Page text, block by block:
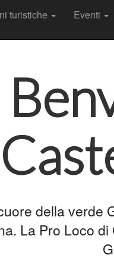
turistiche Eventi
della verde
La Pro Loco